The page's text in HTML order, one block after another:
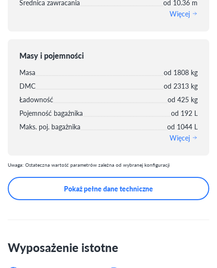
Średnica zawracania
od 10.36 m
Więcej
Masy i pojemności
Masa
od 1808 kg
DMC
od 2313 kg
Ładowność
od 425 kg
Pojemność bagażnika
od 192 L
Maks. poj. bagażnika
od 1044 L
Więcej
Uwaga: Ostateczna wartość parametrów zależna od wybranej konfiguracji
Pokaż pełne dane techniczne
Wyposażenie istotne